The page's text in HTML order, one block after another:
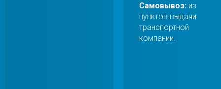
Самовывоз: из
пунктов выдачи
транспортной
компании.